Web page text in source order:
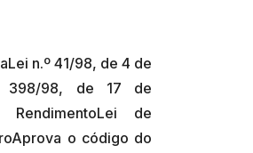
n.º 41/98, de 4 de
398/98, de 17 de
RendimentoLei de
o código do